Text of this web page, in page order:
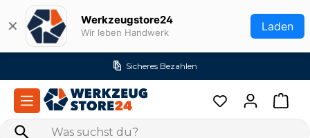
Zum Hauptinhalt springen
✕ Werkzeugstore24
Wir leben Handwerk Laden
Sicheres Bezahlen